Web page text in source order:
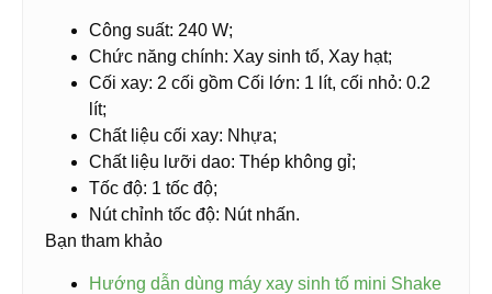
Công suất: 240 W;
Chức năng chính: Xay sinh tố, Xay hạt;
Cối xay: 2 cối gồm Cối lớn: 1 lít, cối nhỏ: 0.2
lít;
Chất liệu cối xay: Nhựa;
Chất liệu lưỡi dao: Thép không gỉ;
Tốc độ: 1 tốc độ;
Nút chỉnh tốc độ: Nút nhấn.
Bạn tham khảo
Hướng dẫn dùng máy xay sinh tố mini Shake